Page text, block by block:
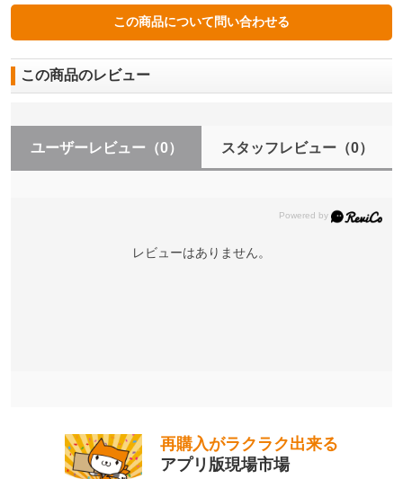
この商品のレビュー
ユーザーレビュー （0） スタッフレビュー（0）
レビューはありません。
再購入がラクラク出来る
アプリ版現場市場